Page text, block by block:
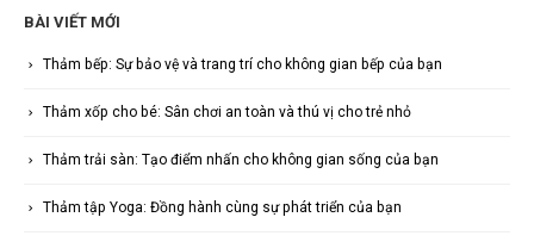
BÀI VIẾT MỚI
Thảm bếp: Sự bảo vệ và trang trí cho không gian bếp của bạn
Thảm xốp cho bé: Sân chơi an toàn và thú vị cho trẻ nhỏ
Thảm trải sàn: Tạo điểm nhấn cho không gian sống của bạn
Thảm tập Yoga: Đồng hành cùng sự phát triển của bạn